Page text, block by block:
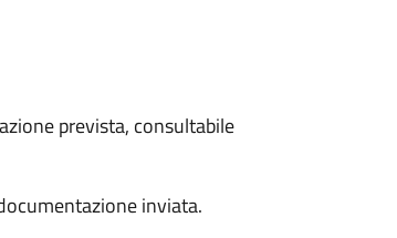
prevista, consultabile
inviata.